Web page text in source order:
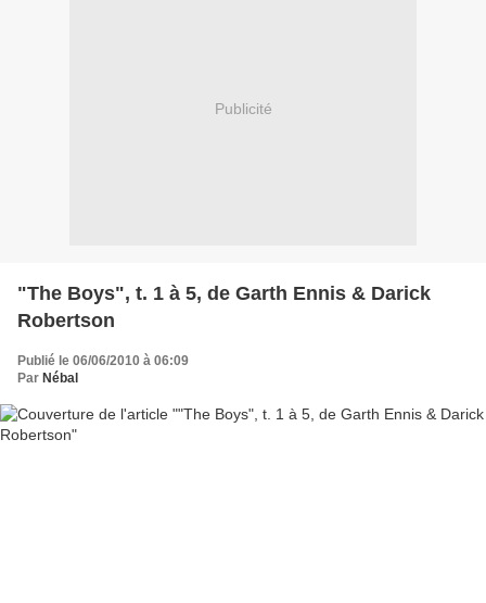
Publicité
"The Boys", t. 1 à 5, de Garth Ennis & Darick
Robertson
Publié le 06/06/2010 à 06:09
Par Nébal